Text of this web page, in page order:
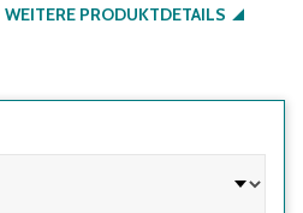
beim Transport
WEITERE PRODUKTDETAILS